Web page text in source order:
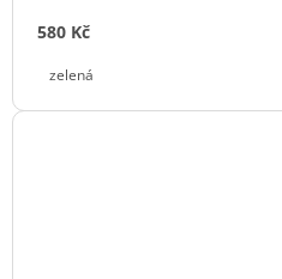
580 Kč
zelená